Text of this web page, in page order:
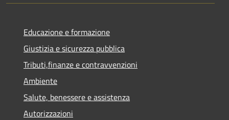
Educazione e formazione
Giustizia e sicurezza pubblica
Tributi,finanze e contravvenzioni
Ambiente
Salute, benessere e assistenza
Autorizzazioni